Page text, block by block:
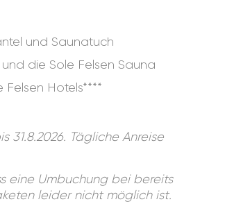
und Saunatuch
die Sole Felsen Sauna
Felsen Hotels****
31.8.2026. Tägliche Anreise
eine Umbuchung bei bereits
leider nicht möglich ist.